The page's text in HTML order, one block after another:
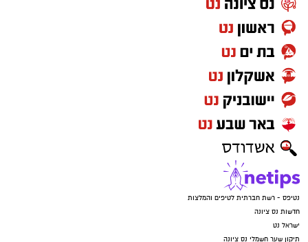
נטיפס - רשת חברתית לטיפים והמלצות
חדשות נס ציונה
ישראל נט
תיקון שער חשמלי נס ציונה